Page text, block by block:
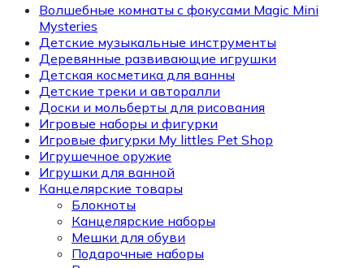
Волшебные комнаты с фокусами Magic Mini
Mysteries
Детские музыкальные инструменты
Деревянные развивающие игрушки
Детская косметика для ванны
Детские треки и авторалли
Доски и мольберты для рисования
Игровые наборы и фигурки
Игровые фигурки My littles Pet Shop
Игрушечное оружие
Игрушки для ванной
Канцелярские товары
Блокноты
Канцелярские наборы
Мешки для обуви
Подарочные наборы